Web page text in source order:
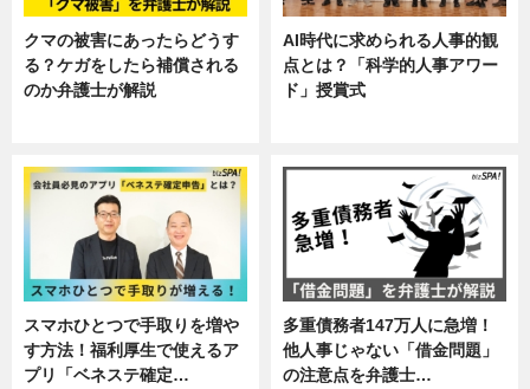
クマの被害にあったらどうす
る？ケガをしたら補償される
のか弁護士が解説
AI時代に求められる人事的観
点とは？「科学的人事アワー
ド」授賞式
スマホひとつで手取りを増や
す方法！福利厚生で使えるア
プリ「ベネステ確定…
多重債務者147万人に急増！
他人事じゃない「借金問題」
の注意点を弁護士…